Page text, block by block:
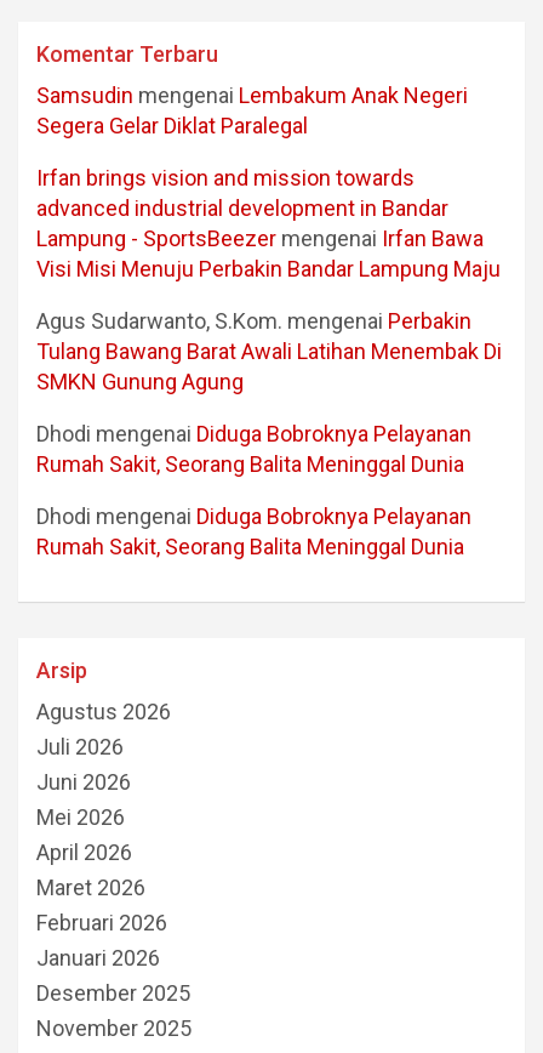
Komentar Terbaru
Samsudin mengenai Lembakum Anak Negeri
Segera Gelar Diklat Paralegal
Irfan brings vision and mission towards
advanced industrial development in Bandar
Lampung - SportsBeezer mengenai Irfan Bawa
Visi Misi Menuju Perbakin Bandar Lampung Maju
Agus Sudarwanto, S.Kom. mengenai Perbakin
Tulang Bawang Barat Awali Latihan Menembak Di
SMKN Gunung Agung
Dhodi mengenai Diduga Bobroknya Pelayanan
Rumah Sakit, Seorang Balita Meninggal Dunia
Dhodi mengenai Diduga Bobroknya Pelayanan
Rumah Sakit, Seorang Balita Meninggal Dunia
Arsip
Agustus 2026
Juli 2026
Juni 2026
Mei 2026
April 2026
Maret 2026
Februari 2026
Januari 2026
Desember 2025
November 2025